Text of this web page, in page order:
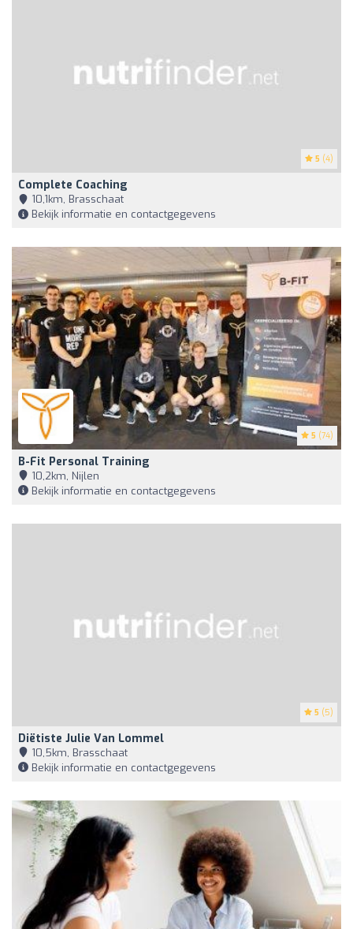
5 (4)
Complete Coaching
10,1km, Brasschaat
Bekijk informatie en contactgegevens
5 (74)
B-Fit Personal Training
10,2km, Nijlen
Bekijk informatie en contactgegevens
5 (5)
Diëtiste Julie Van Lommel
10,5km, Brasschaat
Bekijk informatie en contactgegevens